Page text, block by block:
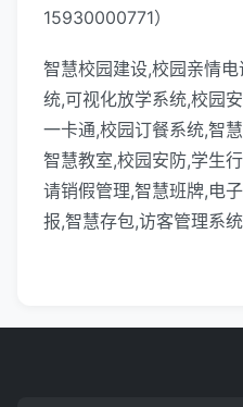
15930000771）
智慧校园建设,校园亲情
统,可视化放学系统,校园
一卡通,校园订餐系统,智
智慧教室,校园安防,学生
请销假管理,智慧班牌,电
报,智慧存包,访客管理系